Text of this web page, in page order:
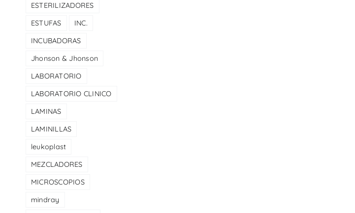
ESTERILIZADORES
ESTUFAS
INC.
INCUBADORAS
Jhonson & Jhonson
LABORATORIO
LABORATORIO CLINICO
LAMINAS
LAMINILLAS
leukoplast
MEZCLADORES
MICROSCOPIOS
mindray